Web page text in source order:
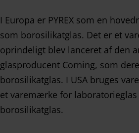
I Europa er PYREX som en
som borosilikatglas. Det er et
oprindeligt blev lanceret af den
glasproducent Corning, som
borosilikatglas. I USA bruges
et varemærke for laboratorieglas
borosilikatglas.